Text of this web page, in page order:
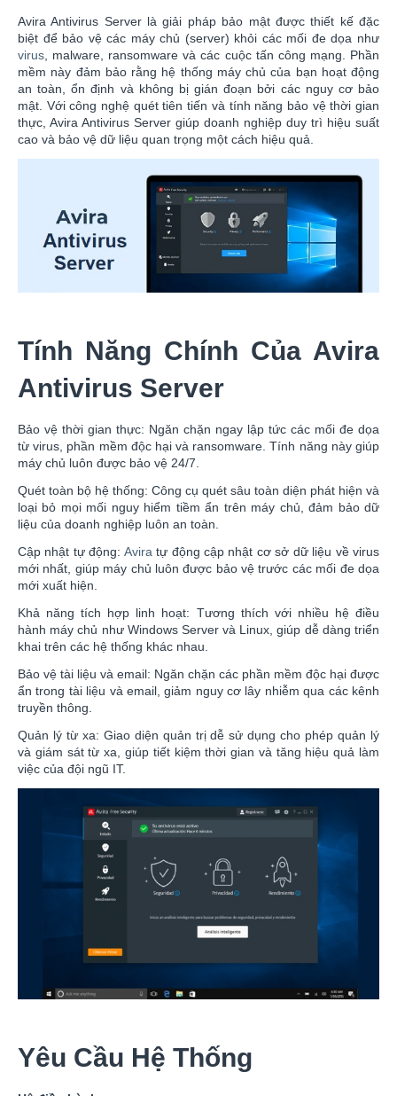
Avira Antivirus Server là giải pháp bảo mật được thiết kế đặc
biệt để bảo vệ các máy chủ (server) khỏi các mối đe dọa như
virus , malware, ransomware và các cuộc tấn công mạng. Phần
mềm này đảm bảo rằng hệ thống máy chủ của bạn hoạt động
an toàn, ổn định và không bị gián đoạn bởi các nguy cơ bảo
mật. Với công nghệ quét tiên tiến và tính năng bảo vệ thời gian
thực, Avira Antivirus Server giúp doanh nghiệp duy trì hiệu suất
cao và bảo vệ dữ liệu quan trọng một cách hiệu quả.
Tính Năng Chính Của Avira
Antivirus Server
Bảo vệ thời gian thực: Ngăn chặn ngay lập tức các mối đe dọa
từ virus, phần mềm độc hại và ransomware. Tính năng này giúp
máy chủ luôn được bảo vệ 24/7.
Quét toàn bộ hệ thống: Công cụ quét sâu toàn diện phát hiện và
loại bỏ mọi mối nguy hiểm tiềm ẩn trên máy chủ, đảm bảo dữ
liệu của doanh nghiệp luôn an toàn.
Cập nhật tự động: Avira tự động cập nhật cơ sở dữ liệu về virus
mới nhất, giúp máy chủ luôn được bảo vệ trước các mối đe dọa
mới xuất hiện.
Khả năng tích hợp linh hoạt: Tương thích với nhiều hệ điều
hành máy chủ như Windows Server và Linux, giúp dễ dàng triển
khai trên các hệ thống khác nhau.
Bảo vệ tài liệu và email: Ngăn chặn các phần mềm độc hại được
ẩn trong tài liệu và email, giảm nguy cơ lây nhiễm qua các kênh
truyền thông.
Quản lý từ xa: Giao diện quản trị dễ sử dụng cho phép quản lý
và giám sát từ xa, giúp tiết kiệm thời gian và tăng hiệu quả làm
việc của đội ngũ IT.
Yêu Cầu Hệ Thống